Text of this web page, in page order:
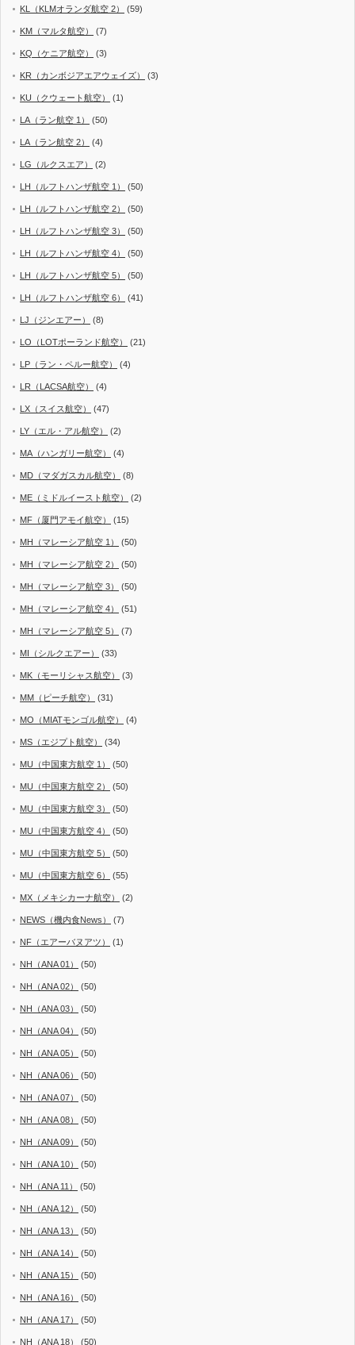
KL（KLMオランダ航空 2） (59)
KM（マルタ航空） (7)
KQ（ケニア航空） (3)
KR（カンボジアエアウェイズ） (3)
KU（クウェート航空） (1)
LA（ラン航空 1） (50)
LA（ラン航空 2） (4)
LG（ルクスエア） (2)
LH（ルフトハンザ航空 1） (50)
LH（ルフトハンザ航空 2） (50)
LH（ルフトハンザ航空 3） (50)
LH（ルフトハンザ航空 4） (50)
LH（ルフトハンザ航空 5） (50)
LH（ルフトハンザ航空 6） (41)
LJ（ジンエアー） (8)
LO（LOTポーランド航空） (21)
LP（ラン・ペルー航空） (4)
LR（LACSA航空） (4)
LX（スイス航空） (47)
LY（エル・アル航空） (2)
MA（ハンガリー航空） (4)
MD（マダガスカル航空） (8)
ME（ミドルイースト航空） (2)
MF（厦門アモイ航空） (15)
MH（マレーシア航空 1） (50)
MH（マレーシア航空 2） (50)
MH（マレーシア航空 3） (50)
MH（マレーシア航空 4） (51)
MH（マレーシア航空 5） (7)
MI（シルクエアー） (33)
MK（モーリシャス航空） (3)
MM（ピーチ航空） (31)
MO（MIATモンゴル航空） (4)
MS（エジプト航空） (34)
MU（中国東方航空 1） (50)
MU（中国東方航空 2） (50)
MU（中国東方航空 3） (50)
MU（中国東方航空 4） (50)
MU（中国東方航空 5） (50)
MU（中国東方航空 6） (55)
MX（メキシカーナ航空） (2)
NEWS（機内食News） (7)
NF（エアーバヌアツ） (1)
NH（ANA 01） (50)
NH（ANA 02） (50)
NH（ANA 03） (50)
NH（ANA 04） (50)
NH（ANA 05） (50)
NH（ANA 06） (50)
NH（ANA 07） (50)
NH（ANA 08） (50)
NH（ANA 09） (50)
NH（ANA 10） (50)
NH（ANA 11） (50)
NH（ANA 12） (50)
NH（ANA 13） (50)
NH（ANA 14） (50)
NH（ANA 15） (50)
NH（ANA 16） (50)
NH（ANA 17） (50)
NH（ANA 18） (50)